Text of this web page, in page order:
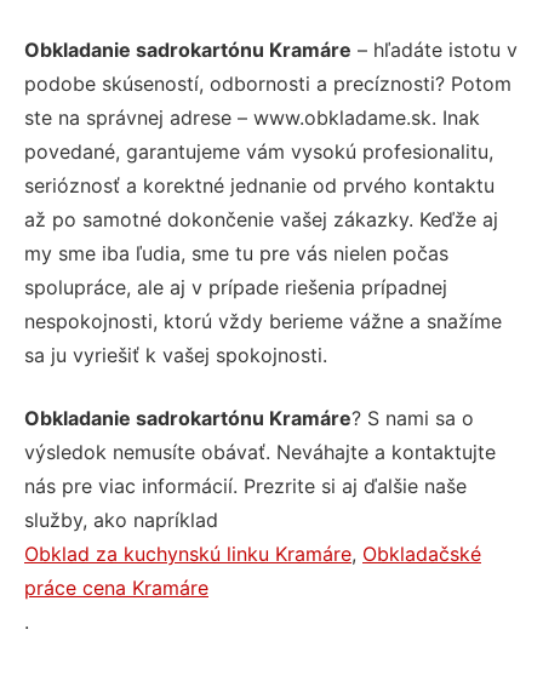
Obkladanie sadrokartónu Kramáre – hľadáte istotu v
podobe skúseností, odbornosti a precíznosti? Potom
ste na správnej adrese – www.obkladame.sk. Inak
povedané, garantujeme vám vysokú profesionalitu,
serióznosť a korektné jednanie od prvého kontaktu
až po samotné dokončenie vašej zákazky. Keďže aj
my sme iba ľudia, sme tu pre vás nielen počas
spolupráce, ale aj v prípade riešenia prípadnej
nespokojnosti, ktorú vždy berieme vážne a snažíme
sa ju vyriešiť k vašej spokojnosti.
Obkladanie sadrokartónu Kramáre? S nami sa o
výsledok nemusíte obávať. Neváhajte a kontaktujte
nás pre viac informácií. Prezrite si aj ďalšie naše
služby, ako napríklad
Obklad za kuchynskú linku Kramáre, Obkladačské
práce cena Kramáre
.